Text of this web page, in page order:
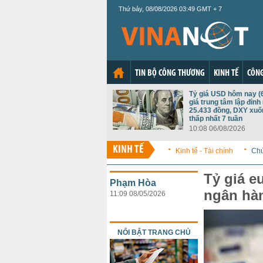
Thứ bảy, 08/08/2026 03:49 GMT + 7
TIN BỘ CÔNG THƯƠNG KINH TẾ
Tỷ giá USD hôm nay
giá trung tâm lập
25.433 đồng, DXY
thấp nhất 7 tuần
10:08 06/08/2026
KINH TẾ Kinh tế - Tài chính
Tỷ giá
ngân
Phạm Hòa
11:09 08/05/2026
NỔI BẬT TRANG CHỦ